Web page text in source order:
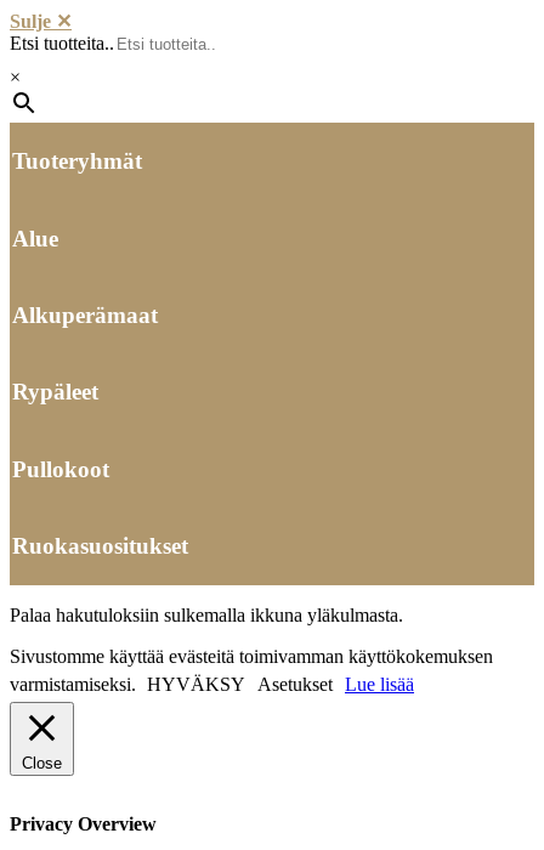
Sulje ✕
Etsi tuotteita..
×
Tuoteryhmät
Alue
Alkuperämaat
Rypäleet
Pullokoot
Ruokasuositukset
Palaa hakutuloksiin sulkemalla ikkuna yläkulmasta.
Sivustomme käyttää evästeitä toimivamman käyttökokemuksen
varmistamiseksi. HYVÄKSY Asetukset Lue lisää
Close
Privacy Overview